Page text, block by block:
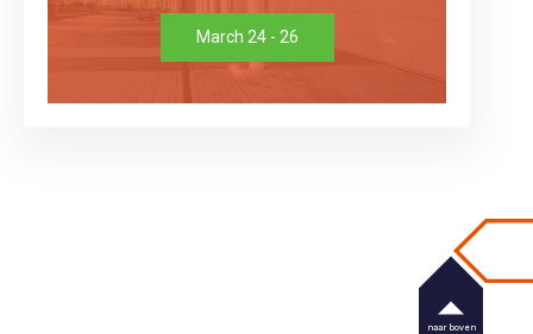
March 24 - 26
naar boven